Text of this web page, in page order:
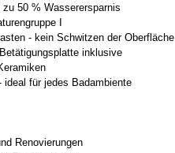
50 % Wasserersparnis
I
- kein Schwitzen der Oberfläche
inklusive
für jedes Badambiente
Renovierungen